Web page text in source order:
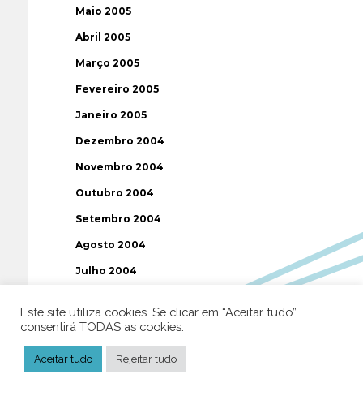
Maio 2005
Abril 2005
Março 2005
Fevereiro 2005
Janeiro 2005
Dezembro 2004
Novembro 2004
Outubro 2004
Setembro 2004
Agosto 2004
Julho 2004
Maio 2004
Abril 2004
Março 2004
Este site utiliza cookies. Se clicar em “Aceitar tudo”,
consentirá TODAS as cookies.
Aceitar tudo Rejeitar tudo